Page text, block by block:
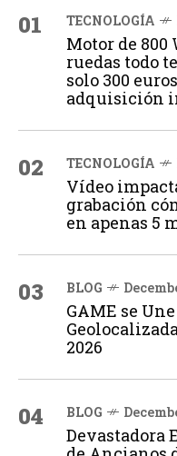
01 TECNOLOGÍA
Motor de 800
ruedas todo
solo 300
adquisición
02 TECNOLOGÍA
Vídeo
grabación
en apenas 5
03 BLOG
GAME se
2026
04 BLOG
Devastadora